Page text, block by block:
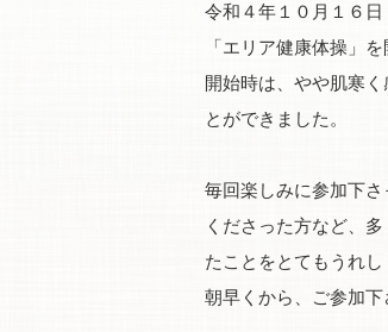
令和４年１０月１６
「エリア健康体操」を
開始時は、やや肌寒
とができました。
毎回楽しみに参加下
くださった方など、
たことをとてもうれし
朝早くから、ご参加